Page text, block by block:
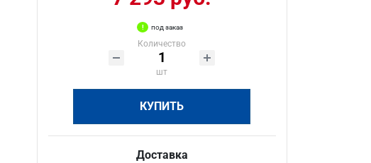
под заказ
Количество
шт
КУПИТЬ
Доставка